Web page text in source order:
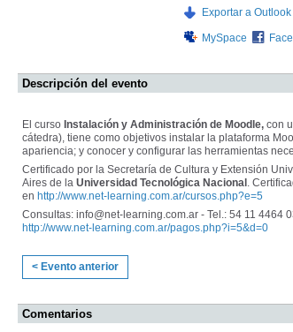
Exportar a
MySpace
Descripción del evento
El curso Instalación y Administración de Moodle, con
cátedra), tiene como objetivos instalar la plataforma
apariencia; y conocer y configurar las herramientas
Certificado por la Secretaría de Cultura y Extensión
Aires de la Universidad Tecnológica Nacional .
en http://www.net-learning.com.ar/cursos.php?e=5
Consultas: info@net-learning.com.ar - Tel.: 54 11 4464
http://www.net-learning.com.ar/pagos.php?i=5&d=0
< Evento anterior
Comentarios